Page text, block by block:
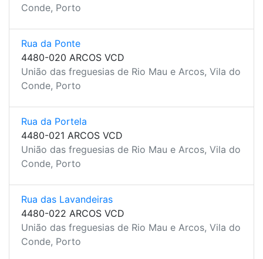
Conde, Porto
Rua da Ponte
4480-020 ARCOS VCD
União das freguesias de Rio Mau e Arcos, Vila do
Conde, Porto
Rua da Portela
4480-021 ARCOS VCD
União das freguesias de Rio Mau e Arcos, Vila do
Conde, Porto
Rua das Lavandeiras
4480-022 ARCOS VCD
União das freguesias de Rio Mau e Arcos, Vila do
Conde, Porto